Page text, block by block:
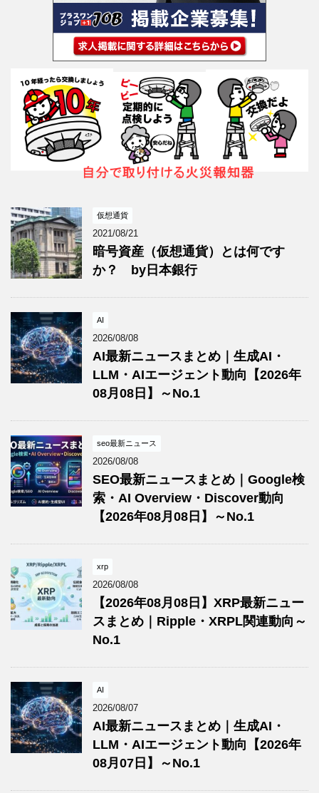
仮想通貨
2021/08/21
暗号資産（仮想通貨）とは何です
か？ by日本銀行
AI
2026/08/08
AI最新ニュースまとめ｜生成AI・
LLM・AIエージェント動向【2026年
08月08日】～No.1
seo最新ニュース
2026/08/08
SEO最新ニュースまとめ｜Google検
索・AI Overview・Discover動向
【2026年08月08日】～No.1
xrp
2026/08/08
【2026年08月08日】XRP最新ニュー
スまとめ｜Ripple・XRPL関連動向～
No.1
AI
2026/08/07
AI最新ニュースまとめ｜生成AI・
LLM・AIエージェント動向【2026年
08月07日】～No.1